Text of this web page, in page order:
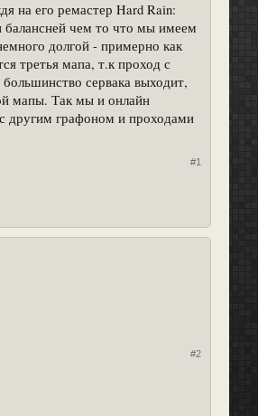
на его ремастер Hard Rain:
балансней чем то что мы имеем
долгой - примерно как
третья мапа, т.к проход с
сервака выходит,
мапы. Так мы и онлайн
с другим графоном и проходами
#1
#2